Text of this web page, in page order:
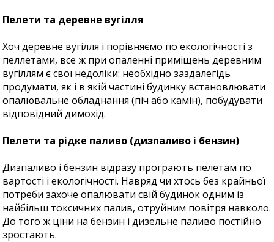
Пелети та деревне вугілля
Хоч деревне вугілля і порівняємо по екологічності з
пеллетами, все ж при опаленні приміщень деревним
вугіллям є свої недоліки: необхідно заздалегідь
продумати, як і в якій частині будинку встановлювати
опалювальне обладнання (піч або камін), побудувати
відповідний димохід.
Пелети та рідке паливо (дизпаливо і бензин)
Дизпаливо і бензин відразу програють пелетам по
вартості і екологічності. Навряд чи хтось без крайньої
потреби захоче опалювати свій будинок одним із
найбільш токсичних палив, отруйним повітря навколо.
До того ж ціни на бензин і дизельне паливо постійно
зростають.